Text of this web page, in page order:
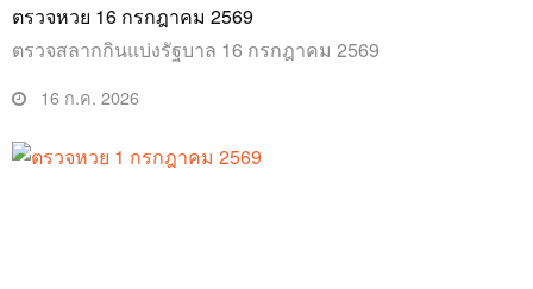
ตรวจหวย 16 กรกฎาคม 2569
ตรวจสลากกินแบ่งรัฐบาล 16 กรกฎาคม 2569
16 ก.ค. 2026